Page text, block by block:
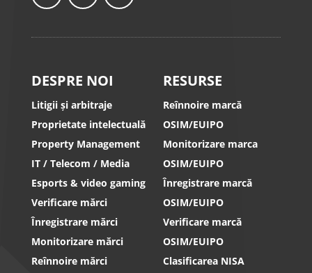
DESPRE NOI
Litigii și arbitraje
Proprietate intelectuală
Property Management
IT / Telecom / Media
Esports & video gaming
Verificare mărci
Înregistrare mărci
Monitorizare mărci
Reînnoire mărci
RESURSE
Reînnoire marcă
OSIM/EUIPO
Monitorizare marca
OSIM/EUIPO
Înregistrare marcă
OSIM/EUIPO
Verificare marcă
OSIM/EUIPO
Clasificarea NISA